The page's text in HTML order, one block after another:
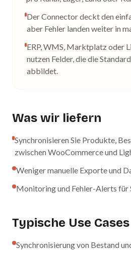
Der Connector deckt den
aber Fehler landen weiter in
ERP, WMS, Marktplatz oder
nutzen Felder, die die
abbildet.
Was wir liefern
Synchronisieren Sie Produkte,
zwischen WooCommerce und
Weniger manuelle Exporte und
Monitoring und Fehler-Alerts
Typische Use Cases
Synchronisierung von Bestand